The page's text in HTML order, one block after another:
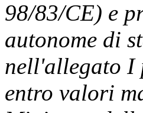
98/83/CE) e
autonome di
nell'allegato I
entro valori